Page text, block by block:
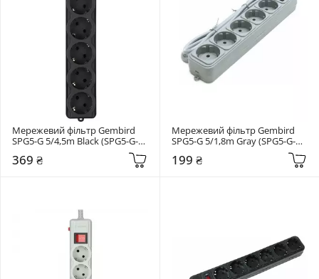
Мережевий фільтр Gembird
SPG5-G 5/4,5m Black (SPG5-G-
369 ₴
Мережевий фільтр Gembird
SPG5-G 5/1,8m Gray (SPG5-G-
199 ₴